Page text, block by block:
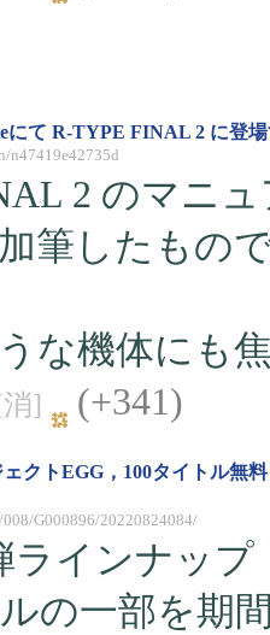
にて R-TYPE FINAL 2 に登
n47419e42735d
2 のマニ
筆したもの
な機体にも
] (+341)
クトEGG，100タイトル無
008/G000896/20220824084/
ラインナップ
の一部を期